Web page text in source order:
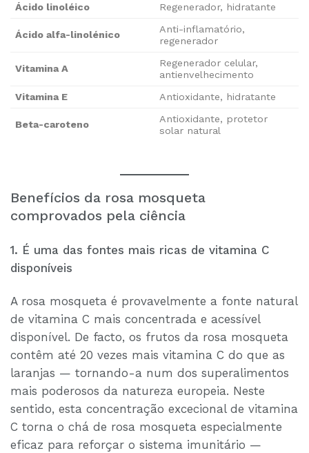
Ácido linoléico
Regenerador, hidratante
Ácido alfa-linolénico
Anti-inflamatório,
regenerador
Vitamina A
Regenerador celular,
antienvelhecimento
Vitamina E
Antioxidante, hidratante
Beta-caroteno
Antioxidante, protetor
solar natural
Benefícios da rosa mosqueta
comprovados pela ciência
1. É uma das fontes mais ricas de vitamina C
disponíveis
A rosa mosqueta é provavelmente a fonte natural
de vitamina C mais concentrada e acessível
disponível. De facto, os frutos da rosa mosqueta
contêm até 20 vezes mais vitamina C do que as
laranjas — tornando-a num dos superalimentos
mais poderosos da natureza europeia. Neste
sentido, esta concentração excecional de vitamina
C torna o chá de rosa mosqueta especialmente
eficaz para reforçar o sistema imunitário —